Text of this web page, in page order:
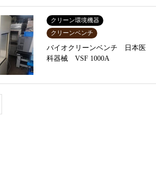
クリーン環境機器
クリーンベンチ
バイオクリーンベンチ 日本医
科器械 VSF 1000A